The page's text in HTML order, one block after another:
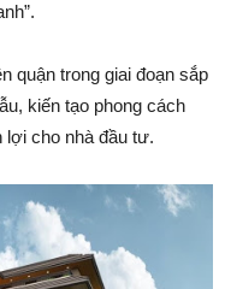
quận trong giai đoạn sắp
kiến tạo phong cách
lợi cho nhà đầu tư.